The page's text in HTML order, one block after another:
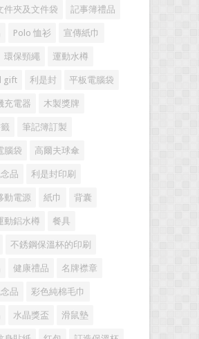
件夾及文件袋 記事簿禮品
Polo 恤衫 宣傳紙巾
環保頸繩 運動水樽
gift 利是封 平板電腦袋
充電器 木製獎牌
筆記簿訂製
腦袋 高爾夫球傘
品 利是封印刷
動電源 紙巾 背囊
動鋁水樽 餐具
不銹鋼保溫杯的印刷
健康禮品 名牌襟章
品 彩色純棉毛巾
水晶獎盃 滑鼠墊